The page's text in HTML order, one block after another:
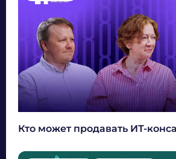
Кто может продавать ИТ-
Катя Каморина
Даниэль Ануприенко
Настя Сигуа
00:00